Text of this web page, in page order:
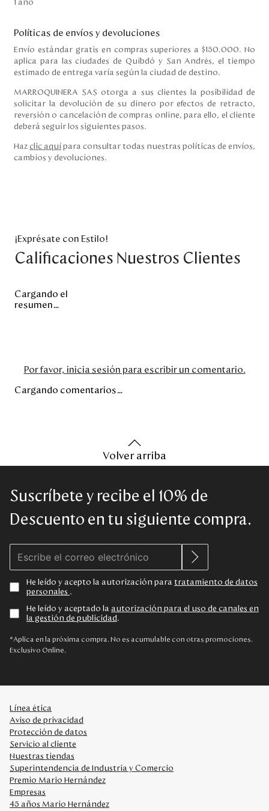
1 año
Políticas de envíos y devoluciones
Envío estándar gratis en compras superiores a $150.000. No
aplica para las ciudades de Quibdó y San Andrés, el tiempo
estimado de entrega varía según la ciudad de destino.
MARROQUINERA SAS otorga a sus clientes la posibilidad de
solicitar la devolución de su dinero por efectos de retracto,
reversión o cancelación de compras online, para ello, el cliente
deberá seguir los siguientes pasos.
Haz clic aquí para consultar todas nuestras políticas de envíos,
cambios y devoluciones.
¡Exprésate con Estilo!
Calificaciones Nuestros Clientes
Cargando el
resumen…
Por favor, inicia sesión para escribir un comentario.
Cargando comentarios…
Volver arriba
Suscríbete y recibe el 10% de
Descuento en tu siguiente compra.
He leído y acepto la autorización para tratamiento de datos
personales .
He leído y aceptado la autorización para el uso de canales en
la gestión de publicidad .
*Aplica en la próxima compra. No es acumulable con otras promociones.
Exclusivo Online.
Línea ética
Aviso de privacidad
Protección de datos
Servicio al cliente
Nuestras tiendas
Superintendencia de Industria y Comercio
Premio Mario Hernández
Empresas
45 años Mario Hernández